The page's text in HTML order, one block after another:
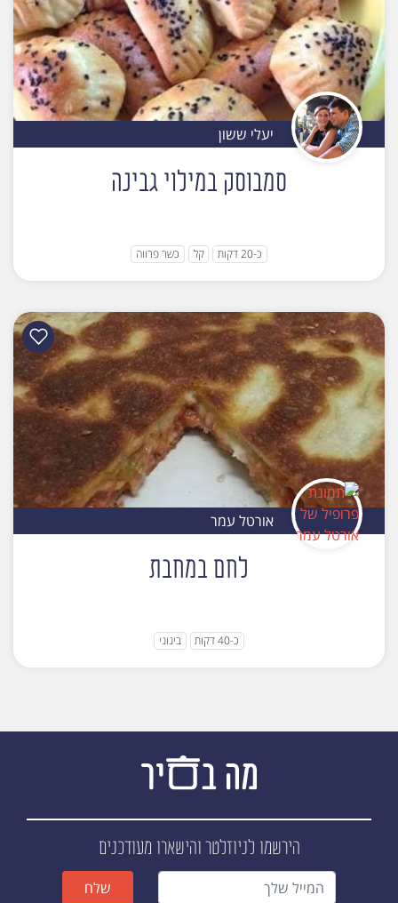
יעלי ששון
סמבוסק במילוי גבינה
כ-20 דקות קל כשר פרווה
אורטל עמר
לחם במחבת
כ-40 דקות בינוני
הירשמו לניוזלטרוהישארו מעודכנים
שלח